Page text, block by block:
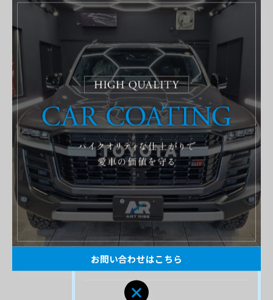
関連タグ
#トヨタ #カローラスポーツ #グラヴィス
ご依頼いただいたお客様の施工の
様子を記事にしています！
実際の作業風景や内容を細かく紹介してお
ります。車1台1台作業内容は異なります。
それは車種はもちろん塗装の状態や汚れ具
合でも作業工程は多く変わるからです。そ
んな作業をここではご紹介いたします。
お問い合わせはこちら